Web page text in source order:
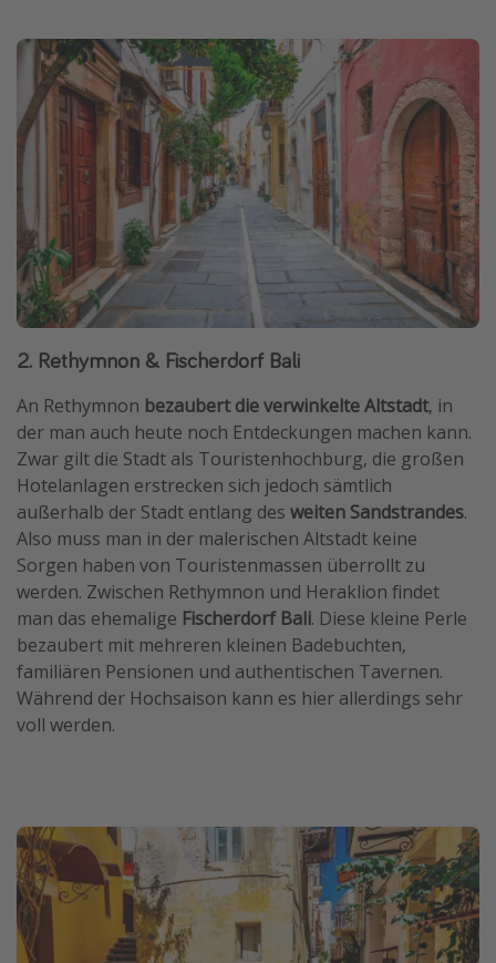
2. Rethymnon & Fischerdorf Bali
An Rethymnon bezaubert die verwinkelte Altstadt, in
der man auch heute noch Entdeckungen machen kann.
Zwar gilt die Stadt als Touristenhochburg, die großen
Hotelanlagen erstrecken sich jedoch sämtlich
außerhalb der Stadt entlang des weiten Sandstrandes.
Also muss man in der malerischen Altstadt keine
Sorgen haben von Touristenmassen überrollt zu
werden. Zwischen Rethymnon und Heraklion findet
man das ehemalige Fischerdorf Bali. Diese kleine Perle
bezaubert mit mehreren kleinen Badebuchten,
familiären Pensionen und authentischen Tavernen.
Während der Hochsaison kann es hier allerdings sehr
voll werden.